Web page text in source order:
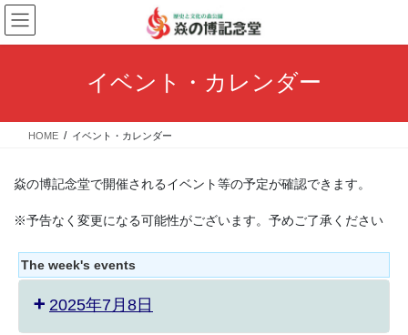
コ
ン
テ
ス
ナ
ビ
ゲ
ン
イベント・カレンダー
HOME イベント・カレンダー
焱の博記念堂で開催されるイベント等の予定が確認できます。
※予告なく変更になる可能性がございます。予めご了承ください
The week's events
2025年7月8日